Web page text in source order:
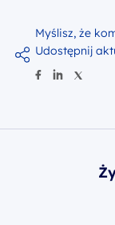
Myślisz, że
Udostępnij